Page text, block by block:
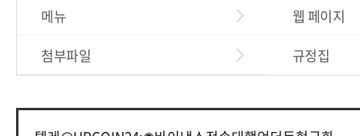
메뉴
웹 페이지
첨부파일
규정집